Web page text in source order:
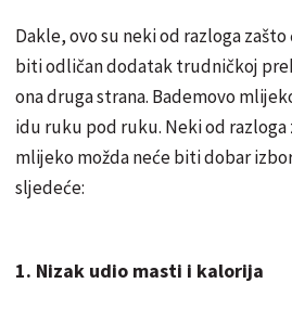
Dakle, ovo su neki od razloga
biti odličan dodatak trudničkoj
ona druga strana. Bademovo
idu ruku pod ruku. Neki od razloga
mlijeko možda neće biti dobar
sljedeće:
1. Nizak udio masti i kalorija